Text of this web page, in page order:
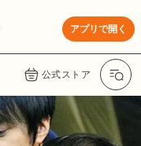
アプリで開く
公式ストア